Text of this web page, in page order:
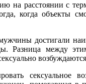
на расстоянии с
когда объекты
достигали
между
возбуждаются
сексуальное